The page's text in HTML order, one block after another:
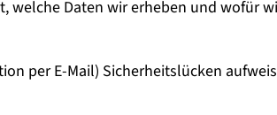
Daten wir erheben und wofür
per E-Mail) Sicherheitslücken